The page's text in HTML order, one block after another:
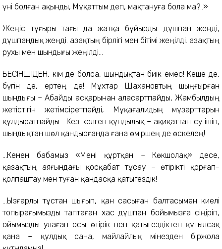
үні болған ақынды, Мұқаттым деп, мақтануға бола ма?..»
Жеңіс тұғыры тағы да жатқа бұйырды: дұшпан жеңді,
дұшпандық жеңді. Қазақтың бірлігі мен бітімі жеңілді. Қазақтың
рухы мен шындығы жеңілді...
БЕСІНШІДЕН, кім де болса, шындықтан биік емес! Кеше де,
бүгін де, ертең де! Мұхтар Шахановтың шыңғырған
шындығы – Абайды асқарынан аласартпайды, Жамбылдың
жетістігін жетімсіретпейді, Мұқағалидың мұзарттарын
құлдыратпайды... Кез келген құндылық – ақиқаттан су ішіп,
шындықтан шөл қандырғанда ғана өміршең де өскелең!
...Кенен бабамыз «Мені құртқан – Көкшолақ» десе,
қазақтың аяғындағы қосқабат тұсау – өтірікті қорғап-
қолпаштау мен туған қандасқа қатыгездік!
...Ызғарлы тұстан шығып, қан сасыған балтасымен киелі
топырағымызды таптаған хас дұшпан бойымызға сіңіріп,
ойымызды улаған осы өтірік пен қатыгездіктен құтылсақ
қана – құлдық сана, майлайлық мінезден біржола